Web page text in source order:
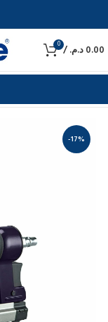
0 / 0.00د.م.
-17%